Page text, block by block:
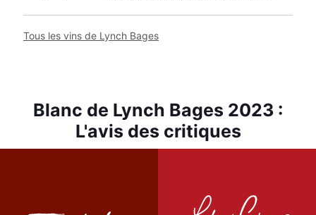
Tous les vins de Lynch Bages
Blanc de Lynch Bages 2023 :
L'avis des critiques